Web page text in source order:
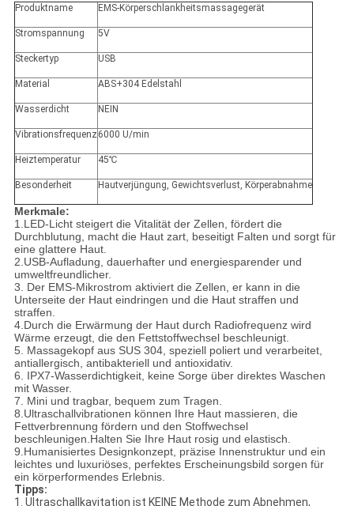
Produktname EMS-Körperschlankheitsmassagegerät
Stromspannung 5V
Steckertyp USB
Material ABS+304 Edelstahl
Wasserdicht NEIN
Vibrationsfrequenz6000 U/min
Heiztemperatur 45℃
Besonderheit Hautverjüngung, Gewichtsverlust, Körperabnahme
Merkmale:
1.LED-Licht steigert die Vitalität der Zellen, fördert die
Durchblutung, macht die Haut zart, beseitigt Falten und sorgt für
eine glattere Haut.
2.USB-Aufladung, dauerhafter und energiesparender und
umweltfreundlicher.
3. Der EMS-Mikrostrom aktiviert die Zellen, er kann in die
Unterseite der Haut eindringen und die Haut straffen und
straffen.
4.Durch die Erwärmung der Haut durch Radiofrequenz wird
Wärme erzeugt, die den Fettstoffwechsel beschleunigt.
5. Massagekopf aus SUS 304, speziell poliert und verarbeitet,
antiallergisch, antibakteriell und antioxidativ.
6. IPX7-Wasserdichtigkeit, keine Sorge über direktes Waschen
mit Wasser.
7. Mini und tragbar, bequem zum Tragen.
8.Ultraschallvibrationen können Ihre Haut massieren, die
Fettverbrennung fördern und den Stoffwechsel
beschleunigen.Halten Sie Ihre Haut rosig und elastisch.
9.Humanisiertes Designkonzept, präzise Innenstruktur und ein
leichtes und luxuriöses, perfektes Erscheinungsbild sorgen für
ein körperformendes Erlebnis.
Tipps:
1. Ultraschallkavitation ist KEINE Methode zum Abnehmen,